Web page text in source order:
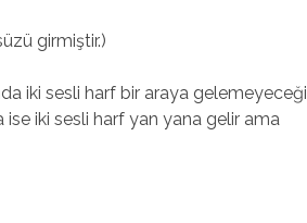
girmiştir.)
iki sesli harf bir araya gelemeyeceği
iki sesli harf yan yana gelir ama